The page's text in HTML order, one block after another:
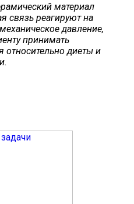
материал
связь реагируют на
давление,
принимать
диеты и